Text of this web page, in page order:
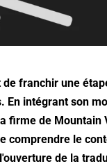
de franchir une
En intégrant son
firme de Mountain
comprendre le
de la